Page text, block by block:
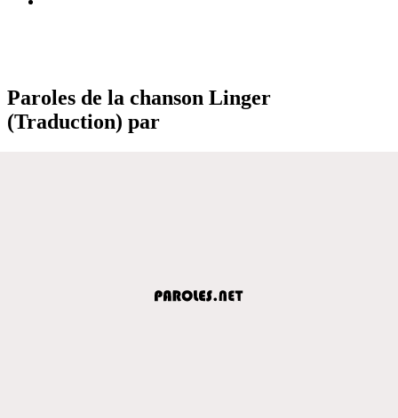
Paroles de la chanson Linger
(Traduction) par